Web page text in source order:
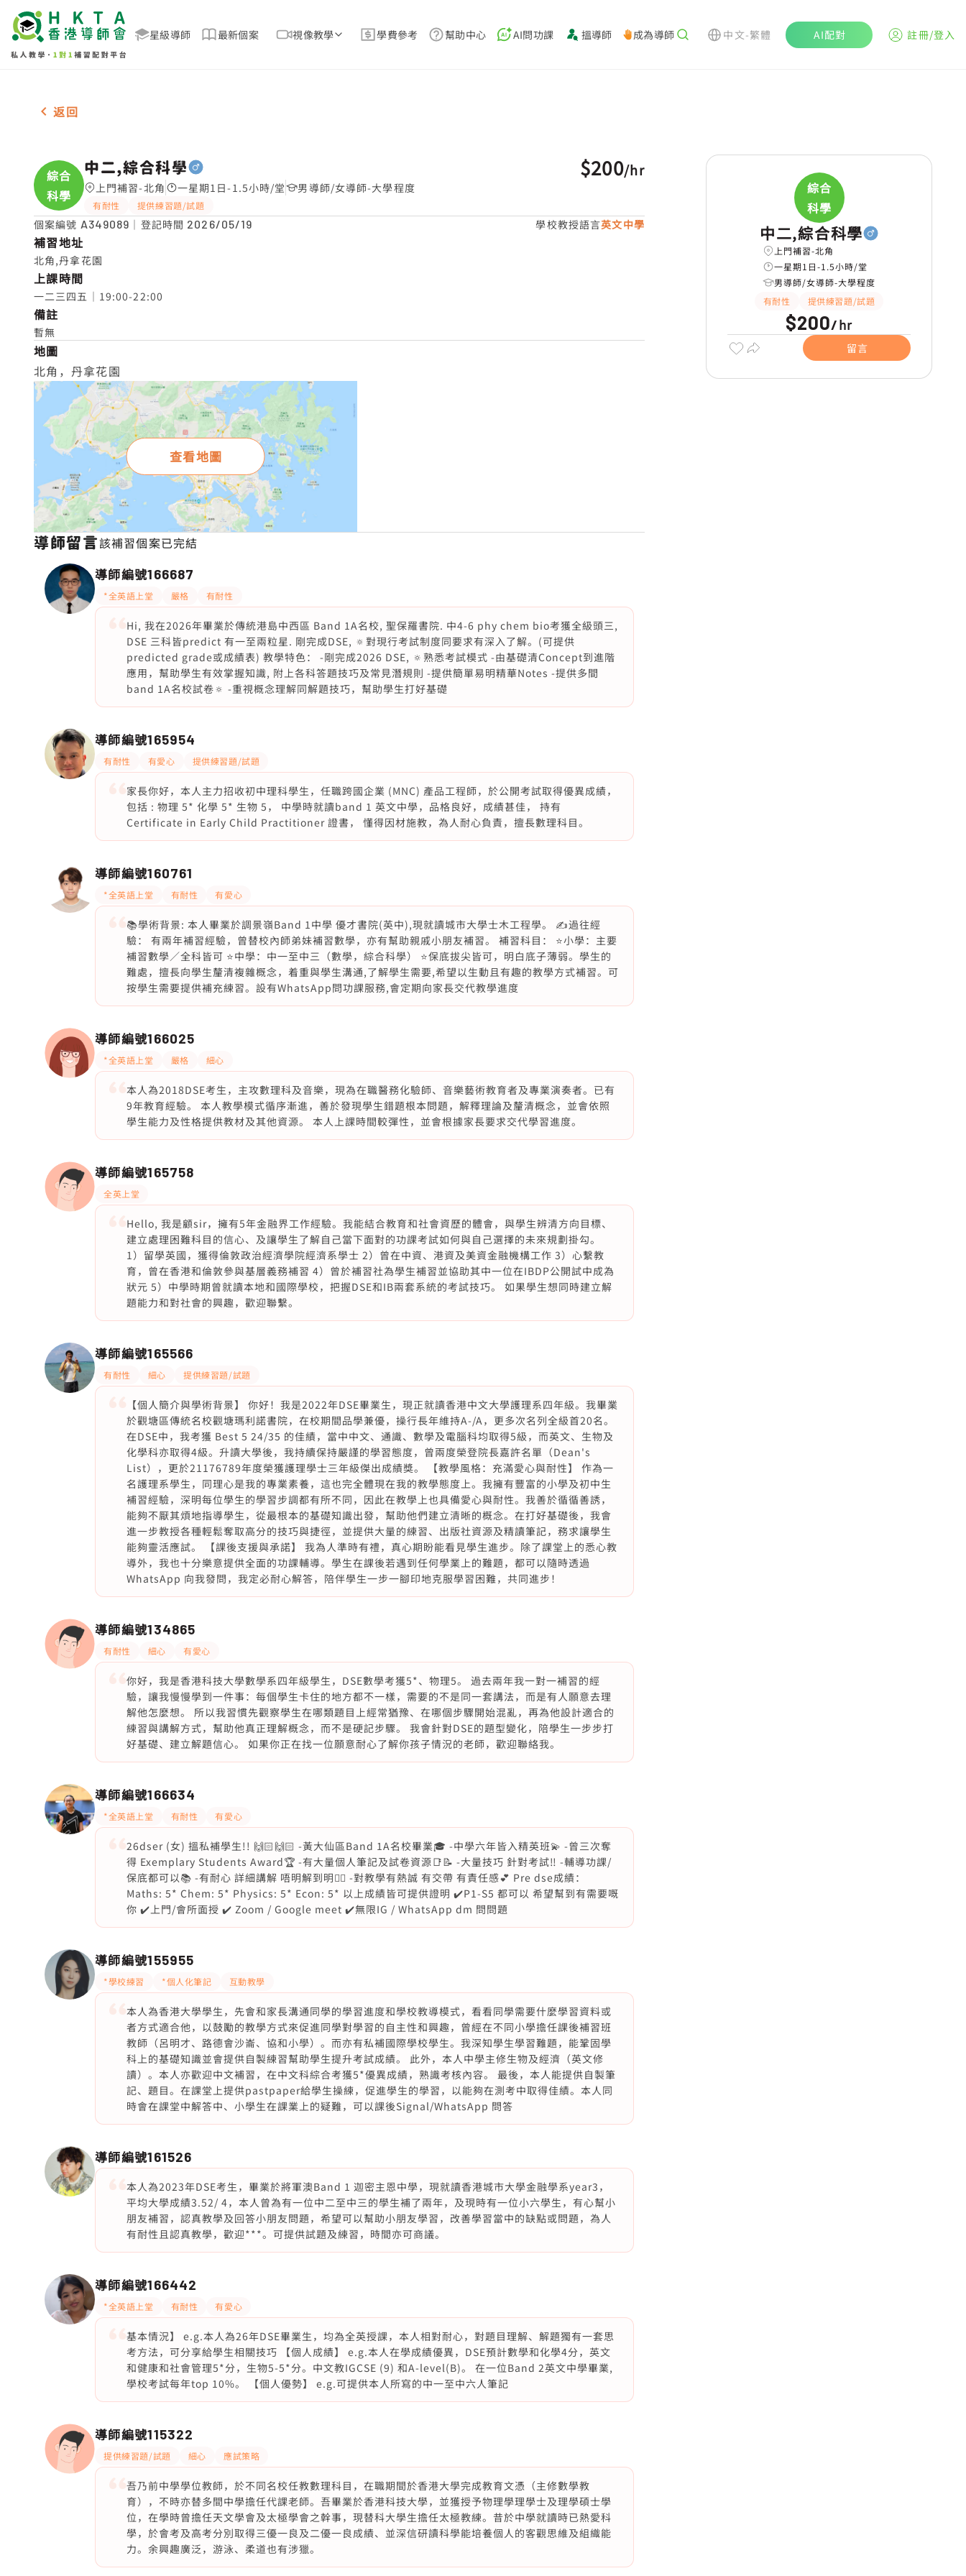
星級導師 最新個案 視像教學 學費參考 幫助中心 AI問功課 搵導師 成為導師 中文-繁體 AI配對 註冊/登入
男-1名 中二,綜合科學，北角 補習推介
返回
綜合
科學
中二,綜合科學
上門補習-北角 一星期1日-1.5小時/堂 男導師/女導師-大學程度
有耐性 提供練習題/試題
$200/hr
個案編號 A349089 ｜登記時間 2026/05/19 學校教授語言英文中學
補習地址
北角,丹拿花園
上課時間
一二三四五｜19:00-22:00
備註
暫無
地圖
北角，丹拿花園
查看地圖
導師留言該補習個案已完結
導師編號166687
*全英語上堂 嚴格 有耐性
Hi, 我在2026年畢業於傳統港島中西區 Band 1A名校, 聖保羅書院. 中4-6 phy chem bio考獲全級頭三,
DSE 三科皆predict 有一至兩粒星. 剛完成DSE, 🔅對現行考試制度同要求有深入了解。(可提供
predicted grade或成績表) 教學特色： -剛完成2026 DSE, 🔅熟悉考試模式 -由基礎清Concept到進階
應用，幫助學生有效掌握知識, 附上各科答題技巧及常見潛規則 -提供簡單易明精華Notes -提供多間
band 1A名校試卷🔅 -重視概念理解同解題技巧，幫助學生打好基礎
導師編號165954
有耐性 有愛心 提供練習題/試題
家長你好，本人主力招收初中理科學生，任職跨國企業 (MNC) 產品工程師，於公開考試取得優異成績，
包括 : 物理 5* 化學 5* 生物 5， 中學時就讀band 1 英文中學，品格良好，成績甚佳， 持有
Certificate in Early Child Practitioner 證書， 懂得因材施教，為人耐心負責，擅長數理科目。
導師編號160761
*全英語上堂 有耐性 有愛心
📚學術背景: 本人畢業於調景嶺Band 1中學 優才書院(英中),現就讀城市大學士木工程學。 ✍️過往經
驗： 有兩年補習經驗，曾替校內師弟妹補習數學，亦有幫助親戚小朋友補習。 補習科目： ⭐️小學：主要
補習數學／全科皆可 ⭐️中學：中一至中三（數學，綜合科學） ⭐️保底拔尖皆可，明白底子薄弱。學生的
難處，擅長向學生釐清複雜概念，着重與學生溝通,了解學生需要,希望以生動且有趣的教學方式補習。可
按學生需要提供補充練習。設有WhatsApp問功課服務,會定期向家長交代教學進度
導師編號166025
*全英語上堂 嚴格 細心
本人為2018DSE考生，主攻數理科及音樂，現為在職醫務化驗師、音樂藝術教育者及專業演奏者。已有
9年教育經驗。 本人教學模式循序漸進，善於發現學生錯題根本問題，解釋理論及釐清概念，並會依照
學生能力及性格提供教材及其他資源。 本人上課時間較彈性，並會根據家長要求交代學習進度。
導師編號165758
全英上堂
Hello, 我是顧sir，擁有5年金融界工作經驗。我能結合教育和社會資歷的體會，與學生辨清方向目標、
建立處理困難科目的信心、及讓學生了解自己當下面對的功課考試如何與自己選擇的未來規劃掛勾。
1）留學英國，獲得倫敦政治經濟學院經濟系學士 2）曾在中資、港資及美資金融機構工作 3）心繫教
育，曾在香港和倫敦參與基層義務補習 4）曾於補習社為學生補習並協助其中一位在IBDP公開試中成為
狀元 5）中學時期曾就讀本地和國際學校，把握DSE和IB兩套系統的考試技巧。 如果學生想同時建立解
題能力和對社會的興趣，歡迎聯繫。
導師編號165566
有耐性 細心 提供練習題/試題
【個人簡介與學術背景】 你好！我是2022年DSE畢業生，現正就讀香港中文大學護理系四年級。我畢業
於觀塘區傳統名校觀塘瑪利諾書院，在校期間品學兼優，操行長年維持A-/A，更多次名列全級首20名。
在DSE中，我考獲 Best 5 24/35 的佳績，當中中文、通識、數學及電腦科均取得5級，而英文、生物及
化學科亦取得4級。升讀大學後，我持續保持嚴謹的學習態度，曾兩度榮登院長嘉許名單（Dean's
List），更於21176789年度榮獲護理學士三年級傑出成績獎。 【教學風格：充滿愛心與耐性】 作為一
名護理系學生，同理心是我的專業素養，這也完全體現在我的教學態度上。我擁有豐富的小學及初中生
補習經驗，深明每位學生的學習步調都有所不同，因此在教學上也具備愛心與耐性。我善於循循善誘，
能夠不厭其煩地指導學生，從最根本的基礎知識出發，幫助他們建立清晰的概念。在打好基礎後，我會
進一步教授各種輕鬆奪取高分的技巧與捷徑，並提供大量的練習、出版社資源及精讀筆記，務求讓學生
能夠靈活應試。 【課後支援與承諾】 我為人準時有禮，真心期盼能看見學生進步。除了課堂上的悉心教
導外，我也十分樂意提供全面的功課輔導。學生在課後若遇到任何學業上的難題，都可以隨時透過
WhatsApp 向我發問，我定必耐心解答，陪伴學生一步一腳印地克服學習困難，共同進步！
導師編號134865
有耐性 細心 有愛心
你好，我是香港科技大學數學系四年級學生，DSE數學考獲5*、物理5。 過去兩年我一對一補習的經
驗，讓我慢慢學到一件事：每個學生卡住的地方都不一樣，需要的不是同一套講法，而是有人願意去理
解他怎麼想。 所以我習慣先觀察學生在哪類題目上經常猶豫、在哪個步驟開始混亂，再為他設計適合的
練習與講解方式，幫助他真正理解概念，而不是硬記步驟。 我會針對DSE的題型變化，陪學生一步步打
好基礎、建立解題信心。 如果你正在找一位願意耐心了解你孩子情況的老師，歡迎聯絡我。
導師編號166634
*全英語上堂 有耐性 有愛心
26dser (女) 搵私補學生!! 🙌🏻🙌🏻 -黃大仙區Band 1A名校畢業🎓 -中學六年皆入精英班💫 -曾三次奪
得 Exemplary Students Award🏆 -有大量個人筆記及試卷資源📑📝 -大量技巧 針對考試‼️ -輔導功課/
保底都可以📚 -有耐心 詳細講解 唔明解到明❤️‍🔥 -對教學有熱誠 有交帶 有責任感💕 Pre dse成績：
Maths: 5* Chem: 5* Physics: 5* Econ: 5* 以上成績皆可提供證明 ✔️P1-S5 都可以 希望幫到有需要嘅
你 ✔️上門/會所面授 ✔️ Zoom / Google meet ✔️無限IG / WhatsApp dm 問問題
導師編號155955
*學校練習 *個人化筆記 互動教學
本人為香港大學學生，先會和家長溝通同學的學習進度和學校教導模式，看看同學需要什麼學習資料或
者方式適合他，以鼓勵的教學方式來促進同學對學習的自主性和興趣，曾經在不同小學擔任課後補習班
教師（呂明才、路德會沙崙、協和小學）。而亦有私補國際學校學生。我深知學生學習難題，能鞏固學
科上的基礎知識並會提供自製練習幫助學生提升考試成績。 此外，本人中學主修生物及經濟（英文修
讀）。本人亦歡迎中文補習，在中文科綜合考獲5*優異成績，熟識考核內容。 最後，本人能提供自製筆
記、題目。在課堂上提供pastpaper給學生操練，促進學生的學習，以能夠在測考中取得佳績。本人同
時會在課堂中解答中、小學生在課業上的疑難，可以課後Signal/WhatsApp 問答
導師編號161526
本人為2023年DSE考生，畢業於將軍澳Band 1 迦密主恩中學，現就讀香港城市大學金融學系year3，
平均大學成績3.52/ 4，本人曾為有一位中二至中三的學生補了兩年，及現時有一位小六學生，有心幫小
朋友補習，認真教學及回答小朋友問題，希望可以幫助小朋友學習，改善學習當中的缺點或問題，為人
有耐性且認真教學，歡迎***。可提供試題及練習，時間亦可商議。
導師編號166442
*全英語上堂 有耐性 有愛心
基本情況】 e.g.本人為26年DSE畢業生，均為全英授課，本人相對耐心，對題目理解、解題獨有一套思
考方法，可分享給學生相關技巧 【個人成績】 e.g.本人在學成績優異，DSE預計數學和化學4分，英文
和健康和社會管理5*分，生物5-5*分。中文教IGCSE (9) 和A-level(B)。 在一位Band 2英文中學畢業,
學校考試每年top 10%。 【個人優勢】 e.g.可提供本人所寫的中一至中六人筆記
導師編號115322
提供練習題/試題 細心 應試策略
吾乃前中學學位教師，於不同名校任教數理科目，在職期間於香港大學完成教育文憑（主修數學教
育），不時亦替多間中學擔任代課老師。吾畢業於香港科技大學，並獲授予物理學理學士及理學碩士學
位，在學時曾擔任天文學會及太極學會之幹事，現替科大學生擔任太極教練。昔於中學就讀時已熱愛科
學，於會考及高考分別取得三優一良及二優一良成績、並深信研讀科學能培養個人的客觀思維及組織能
力。余興趣廣泛，游泳、柔道也有涉獵。
綜合
科學
中二,綜合科學
上門補習-北角
一星期1日-1.5小時/堂
男導師/女導師-大學程度
有耐性
提供練習題/試題
$200/hr
留言